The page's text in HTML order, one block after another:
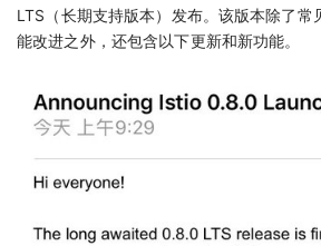
LTS（长期支持版本）发布。该版本除了常
能改进之外，还包含以下更新和新功能。